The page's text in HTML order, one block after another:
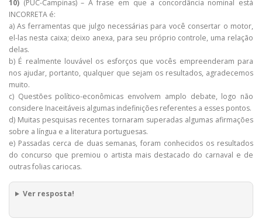
10) (PUC-Campinas) – A frase em que a concordância nominal está
INCORRETA é:
a) As ferramentas que julgo necessárias para você consertar o motor,
el-las nesta caixa; deixo anexa, para seu próprio controle, uma relação
delas.
b) É realmente louvável os esforços que vocês empreenderam para
nos ajudar, portanto, qualquer que sejam os resultados, agradecemos
muito.
c) Questões político-econômicas envolvem amplo debate, logo não
considere Inaceitáveis algumas indefinições referentes a esses pontos.
d) Muitas pesquisas recentes tornaram superadas algumas afirmações
sobre a língua e a literatura portuguesas.
e) Passadas cerca de duas semanas, foram conhecidos os resultados
do concurso que premiou o artista mais destacado do carnaval e de
outras folias cariocas.​
Ver resposta!